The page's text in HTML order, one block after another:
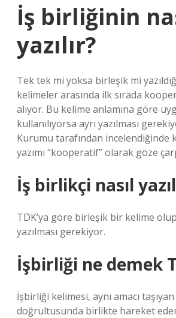
İş birliğinin
yazılır?
Tek tek mi yoksa birleşik mi
kelimeler arasında ilk sırada
alıyor. Bu kelime anlamına göre
kullanılıyorsa ayrı yazılması
Kurumu tarafından incelendiğinde
yazımı “kooperatif” olarak göze
İş birlikçi nasıl
TDK’ya göre birleşik bir kelime
yazılması gerekiyor.
İşbirliği ne demek
İşbirliği kelimesi, aynı amacı
doğrultusunda birlikte hareket